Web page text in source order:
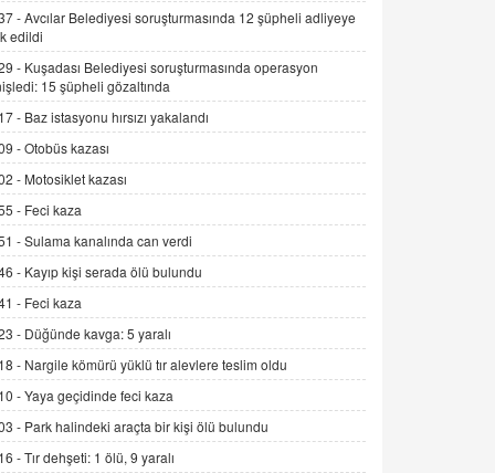
9.12.2025 10:11
İNCİ GÜL AKÖL
Trump Keşke Adana'yı da Ziyaret Etse...
06.07.2026 13:00
ADEM AKÖL
Esed Destekçilerinin Yüzüne Vurulan
Şamar: Sednaya
11.12.2024 12:30
DR. EKREM ASLAN
Gerçek Ne, Algı Ne? "Beraber
Yürüyoruz" Cümlesinin Peşinden
19.07.2025 12:45
GÖNÜL MENEKŞE
Şifacının Yolu
04.11.2025 12:56
-Avcılar Belediyesi soruşturmasında 12 şüpheli adliyeye
edildi
- Kuşadası Belediyesi soruşturmasında operasyon
15 şüpheli gözaltında
- Baz istasyonu hırsızı yakalandı
-Otobüs kazası
- Motosiklet kazası
- Feci kaza
-Sulama kanalında can verdi
- Kayıp kişi serada ölü bulundu
- Feci kaza
- Düğünde kavga: 5 yaralı
- Nargile kömürü yüklü tır alevlere teslim oldu
-Yaya geçidinde feci kaza
- Park halindeki araçta bir kişi ölü bulundu
-Tır dehşeti: 1 ölü, 9 yaralı